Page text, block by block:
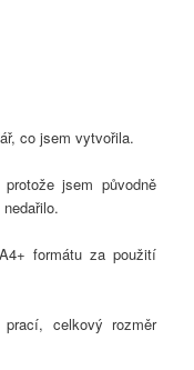
co jsem vytvořila.
jsem původně
formátu za použití
celkový rozměr